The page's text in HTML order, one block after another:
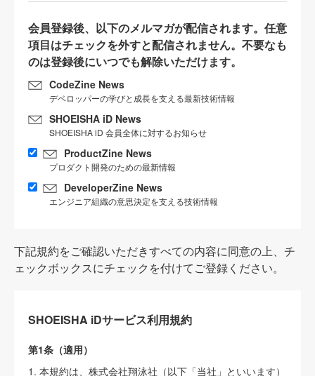
会員登録後、以下のメルマガが配信されます。任意
項目はチェックを外すと配信されません。不要なも
のは登録後にいつでも解除いただけます。
CodeZine News
デベロッパーの学びと成長を支える最新技術情報
SHOEISHA iD News
SHOEISHA iD 会員全体に対するお知らせ
ProductZine News
プロダクト開発のための最新情報
DeveloperZine News
エンジニア組織の意思決定を支える技術情報
下記規約をご確認いただきすべての内容に同意の上、チ
ェックボックスにチェックを付けてご登録ください。
SHOEISHA iDサービス利用規約
第1条（適用）
1. 本規約は、株式会社翔泳社（以下「当社」といいます）